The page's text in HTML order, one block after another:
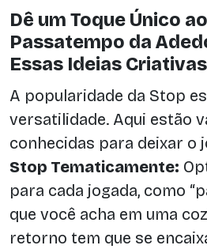
Dê um Toque Único
Passatempo da
Essas Ideias Criativas
A popularidade da Stop
versatilidade. Aqui estão
conhecidas para deixar o
Stop Tematicamente:
para cada jogada, como
que você acha em uma
retorno tem que se